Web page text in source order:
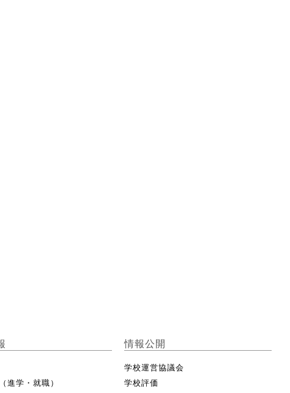
進学・就職）
情報公開
学校運営協議会
学校評価